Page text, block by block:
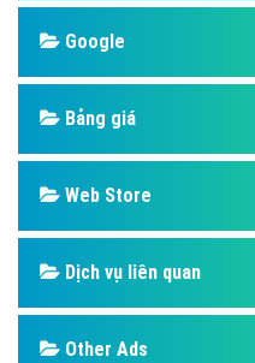
Google
Bảng giá
Web Store
Dịch vụ liên quan
Other Ads